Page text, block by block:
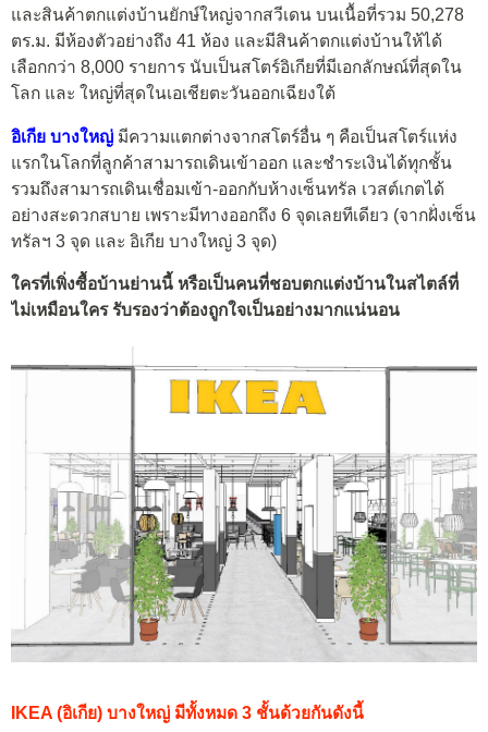
และสินค้าตกแต่งบ้านยักษ์ใหญ่จากสวีเดน บนเนื้อที่รวม 50,278
ตร.ม. มีห้องตัวอย่างถึง 41 ห้อง และมีสินค้าตกแต่งบ้านให้ได้
เลือกกว่า 8,000 รายการ นับเป็นสโตร์อิเกียที่มีเอกลักษณ์ที่สุดใน
โลก และ ใหญ่ที่สุดในเอเชียตะวันออกเฉียงใต้
อิเกีย บางใหญ่ มีความแตกต่างจากสโตร์อื่น ๆ คือเป็นสโตร์แห่ง
แรกในโลกที่ลูกค้าสามารถเดินเข้าออก และชำระเงินได้ทุกชั้น
รวมถึงสามารถเดินเชื่อมเข้า-ออกกับห้างเซ็นทรัล เวสต์เกตได้
อย่างสะดวกสบาย เพราะมีทางออกถึง 6 จุดเลยทีเดียว (จากฝั่งเซ็น
ทรัลฯ 3 จุด และ อิเกีย บางใหญ่ 3 จุด)
ใครที่เพิ่งซื้อบ้านย่านนี้ หรือเป็นคนที่ชอบตกแต่งบ้านในสไตล์ที่
ไม่เหมือนใคร รับรองว่าต้องถูกใจเป็นอย่างมากแน่นอน
IKEA (อิเกีย) บางใหญ่ มีทั้งหมด 3 ชั้นด้วยกันดังนี้